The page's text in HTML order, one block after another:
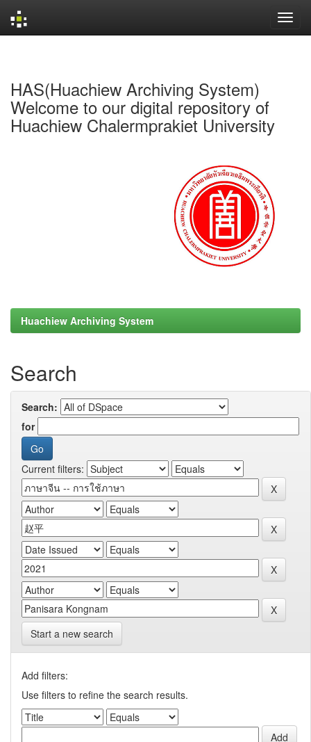
HAS(Huachiew Archiving System)
Welcome to our digital repository of
Huachiew Chalermprakiet University
Huachiew Archiving System
Search
Search:
for
Current filters:
Start a new search
Add filters:
Use filters to refine the search results.